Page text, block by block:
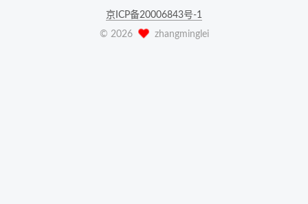
京ICP备20006843号-1
© 2026 zhangminglei